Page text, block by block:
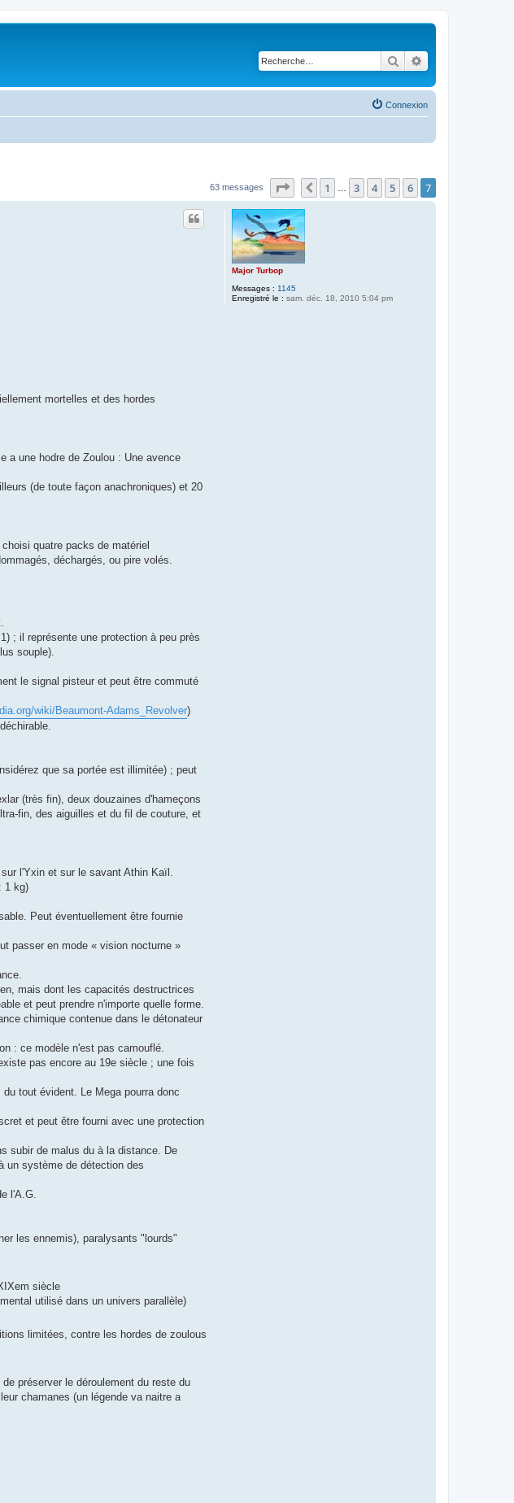
Rechercher
Connexion
63 messages Page sur
Précédente
1 3 4 5 6 7
Major Turbop
Messages : 1145
Enregistré le : sam. déc. 18, 2010 5:04 pm
mortelles et des hordes
a une hodre de Zoulou : Une avence
(de toute façon anachroniques) et 20
quatre packs de matériel
déchargés, ou pire volés.
; il représente une protection à peu près
souple).
le signal pisteur et peut être commuté
wiki/Beaumont-Adams_Revolver)
que sa portée est illimitée) ; peut
(très fin), deux douzaines d'hameçons
fin, des aiguilles et du fil de couture, et
l'Yxin et sur le savant Athin Kaïl.
1 kg)
Peut éventuellement être fournie
passer en mode « vision nocturne »
mais dont les capacités destructrices
et peut prendre n'importe quelle forme.
chimique contenue dans le détonateur
: ce modèle n'est pas camouflé.
pas encore au 19e siècle ; une fois
tout évident. Le Mega pourra donc
et peut être fourni avec une protection
subir de malus du à la distance. De
un système de détection des
l'A.G.
les ennemis), paralysants "lourds"
siècle
utilisé dans un univers parallèle)
limitées, contre les hordes de zoulous
préserver le déroulement du reste du
chamanes (un légende va naitre a